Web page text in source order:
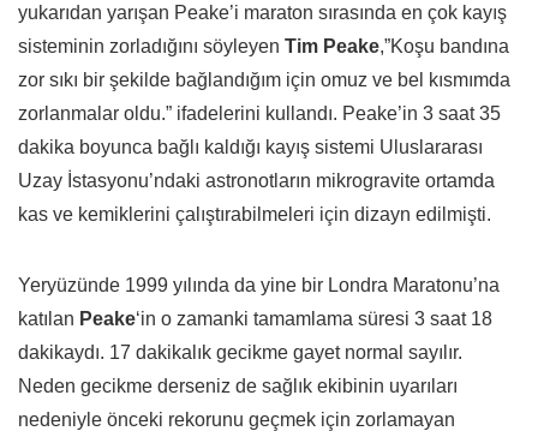
yukarıdan yarışan Peake’i maraton sırasında en çok kayış
sisteminin zorladığını söyleyen Tim Peake,”Koşu bandına
zor sıkı bir şekilde bağlandığım için omuz ve bel kısmımda
zorlanmalar oldu.” ifadelerini kullandı. Peake’in 3 saat 35
dakika boyunca bağlı kaldığı kayış sistemi Uluslararası
Uzay İstasyonu’ndaki astronotların mikrogravite ortamda
kas ve kemiklerini çalıştırabilmeleri için dizayn edilmişti.
Yeryüzünde 1999 yılında da yine bir Londra Maratonu’na
katılan Peake‘in o zamanki tamamlama süresi 3 saat 18
dakikaydı. 17 dakikalık gecikme gayet normal sayılır.
Neden gecikme derseniz de sağlık ekibinin uyarıları
nedeniyle önceki rekorunu geçmek için zorlamayan